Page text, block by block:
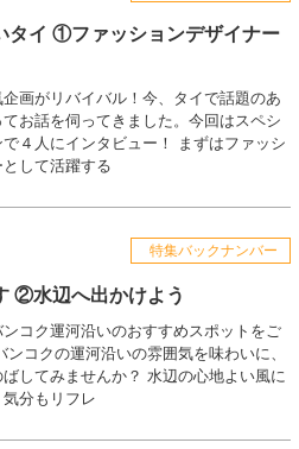
タイ ①ファッションデザイナー
画がリバイバル！今、タイで話題のあ
お話を伺ってきました。今回はスペシ
で４人にインタビュー！ まずはファッシ
して活躍する
特集バックナンバー
②水辺へ出かけよう
コク運河沿いのおすすめスポットをご
ンコクの運河沿いの雰囲気を味わいに、
してみませんか？ 水辺の心地よい風に
分もリフレ